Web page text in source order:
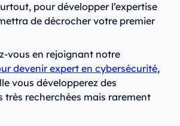
pour développer l’expertise
de décrocher votre premier
vous en rejoignant notre
devenir expert en cybersécurité,
vous développerez des
très recherchées mais rarement